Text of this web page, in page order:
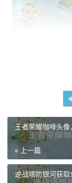
势，其射击精准
的音符般准确地
敌人沉重的打击
准狙击，黄金琴
式和技能，这些
王者荣耀咖啡头
« 上一篇
逆战塔防银河获